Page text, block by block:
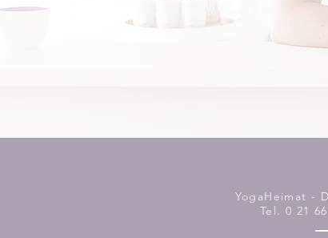
YogaHeimat -
Tel. 0 21